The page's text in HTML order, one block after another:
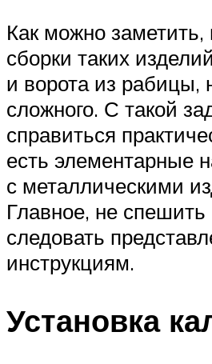
Как можно заметить,
сборки таких
и ворота из рабицы,
сложного. С такой
справиться
есть элементарные
с металлическими
Главное, не спешить
следовать
инструкциям.
Установка